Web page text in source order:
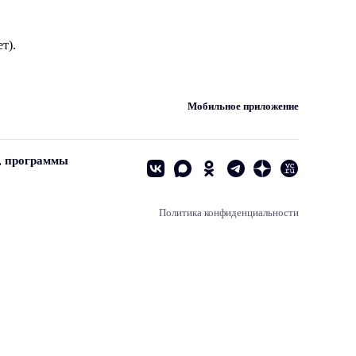
Мобильное приложение
программы
Политика конфиденциальности